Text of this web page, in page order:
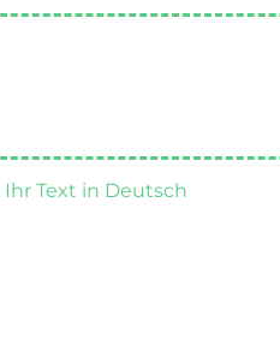
Text in Deutsch